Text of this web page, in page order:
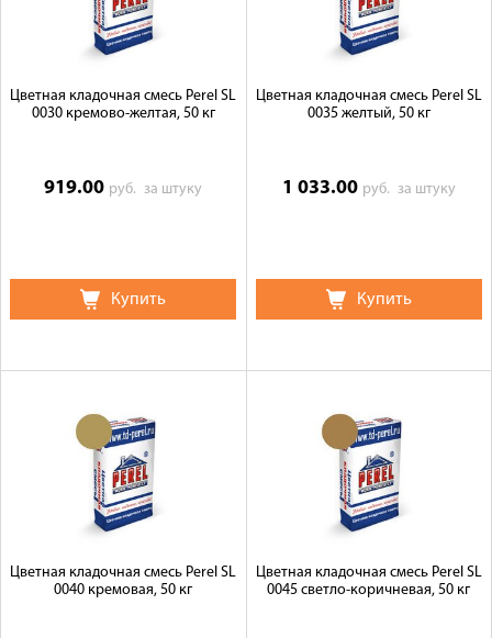
Цветная кладочная смесь Perel SL
0030 кремово-желтая, 50 кг
919.00 руб.за штуку
Купить
Цветная кладочная смесь Perel SL
0035 желтый, 50 кг
1 033.00 руб. за штуку
Купить
Цветная кладочная смесь Perel SL
0040 кремовая, 50 кг
Цветная кладочная смесь Perel SL
0045 светло-коричневая, 50 кг